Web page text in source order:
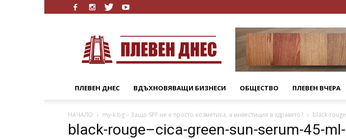
Днес
ПЛЕВЕН ДНЕС ВДЪХНОВЯВАЩИ БИЗНЕСИ ОБЩЕСТВО ПЛЕВЕН ВЧЕРА
НАЧАЛО my-k.bg – Защо SPF не е просто козметика, а инвестиция в здравето? black-
black-rouge–cica-green-sun-serum-45-ml-